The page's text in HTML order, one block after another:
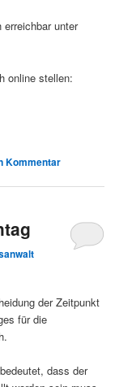
unter
online stellen:
Kommentar
der Zeitpunkt
für die
dass der